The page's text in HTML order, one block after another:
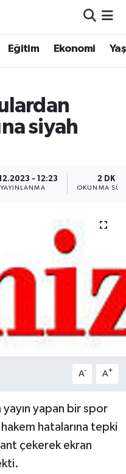
Eğitim Ekonomi
siyah
- 12:23
YAYINLANMA
2 DK
OKUNMA
A- A+
yapan bir spor
hatalarına tepki
çekerek ekran
Fikstür